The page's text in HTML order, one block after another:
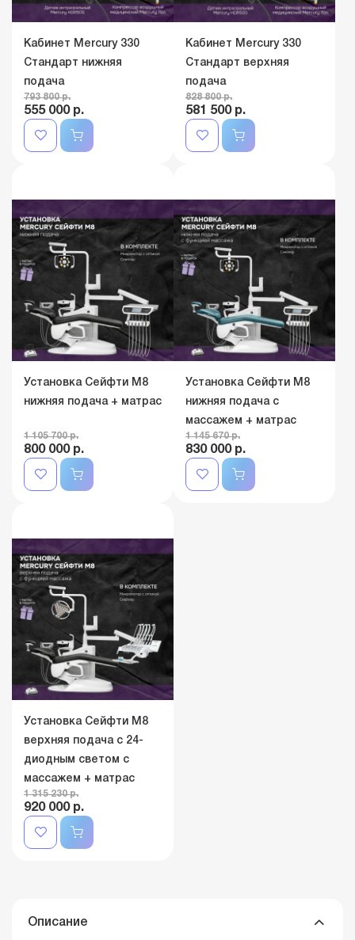
Кабинет Mercury 330
Стандарт нижняя
подача
793 800 р.
555 000 р.
Кабинет Mercury 330
Стандарт верхняя
подача
828 800 р.
581 500 р.
Установка Сейфти M8
нижняя подача + матрас
1 105 700 р.
800 000 р.
Установка Сейфти M8
нижняя подача с
массажем + матрас
1 145 670 р.
830 000 р.
Установка Сейфти M8
верхняя подача c 24-
диодным светом с
массажем + матрас
1 315 230 р.
920 000 р.
Описание